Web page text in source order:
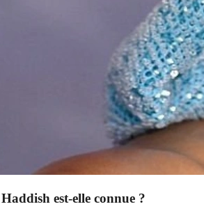
est-elle connue ?